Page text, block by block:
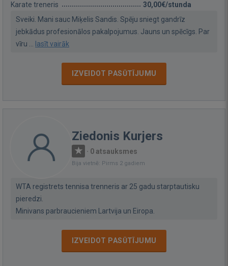
Karate treneris
30,00€/stunda
Sveiki. Mani sauc Miķelis Sandis. Spēju sniegt gandrīz
jebkādus profesionālos pakalpojumus. Jauns un spēcīgs. Par
vīru ...
lasīt vairāk
IZVEIDOT PASŪTĪJUMU
Ziedonis Kurjers
· 0 atsauksmes
Bija vietnē: Pirms 2 gadiem
WTA registrets tennisa trenneris ar 25 gadu starptautisku
pieredzi.
Minivans parbraucieniem Lartvija un Eiropa.
IZVEIDOT PASŪTĪJUMU